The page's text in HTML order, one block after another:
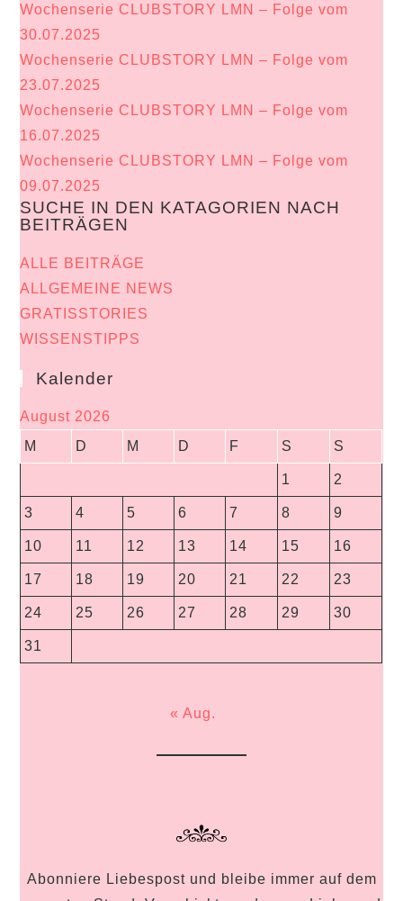
Wochenserie CLUBSTORY LMN – Folge vom
30.07.2025
Wochenserie CLUBSTORY LMN – Folge vom
23.07.2025
Wochenserie CLUBSTORY LMN – Folge vom
16.07.2025
Wochenserie CLUBSTORY LMN – Folge vom
09.07.2025
SUCHE IN DEN KATAGORIEN NACH
BEITRÄGEN
ALLE BEITRÄGE
ALLGEMEINE NEWS
GRATISSTORIES
WISSENSTIPPS
Kalender
August 2026
M
D M D F S S
1 2
3 4 5 6 7 8 9
10 11 12 13 14 15 16
17 18 19 20 21 22 23
24 25 26 27 28 29 30
31
« Aug.
Abonniere Liebespost und bleibe immer auf dem